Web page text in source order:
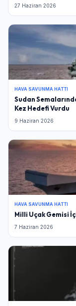
27 Haziran 2026
HAVA SAVUNMA HATTI
Sudan
Kez Hedefi Vurdu
9 Haziran 2026
HAVA SAVUNMA HATTI
Milli Uçak Gemisi
7 Haziran 2026